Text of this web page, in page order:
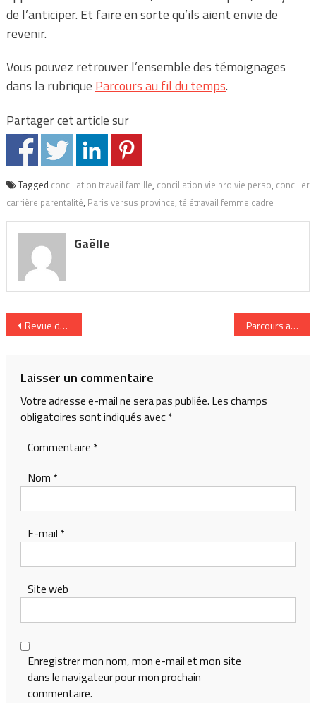
de l’anticiper. Et faire en sorte qu’ils aient envie de
revenir.
Vous pouvez retrouver l’ensemble des témoignages
dans la rubrique Parcours au fil du temps.
Partager cet article sur
Tagged conciliation travail famille, conciliation vie pro vie perso, concilier
carrière parentalité, Paris versus province, télétravail femme cadre
Gaëlle
Navigation
l’article
Revue de presse parentalité / éducation Parcours au fil
Laisser un commentaire
Votre adresse e-mail ne sera pas publiée. Les champs
obligatoires sont indiqués avec*
Commentaire *
Nom *
E-mail *
Site web
Enregistrer mon nom, mon e-mail et mon site
dans le navigateur pour mon prochain
commentaire.